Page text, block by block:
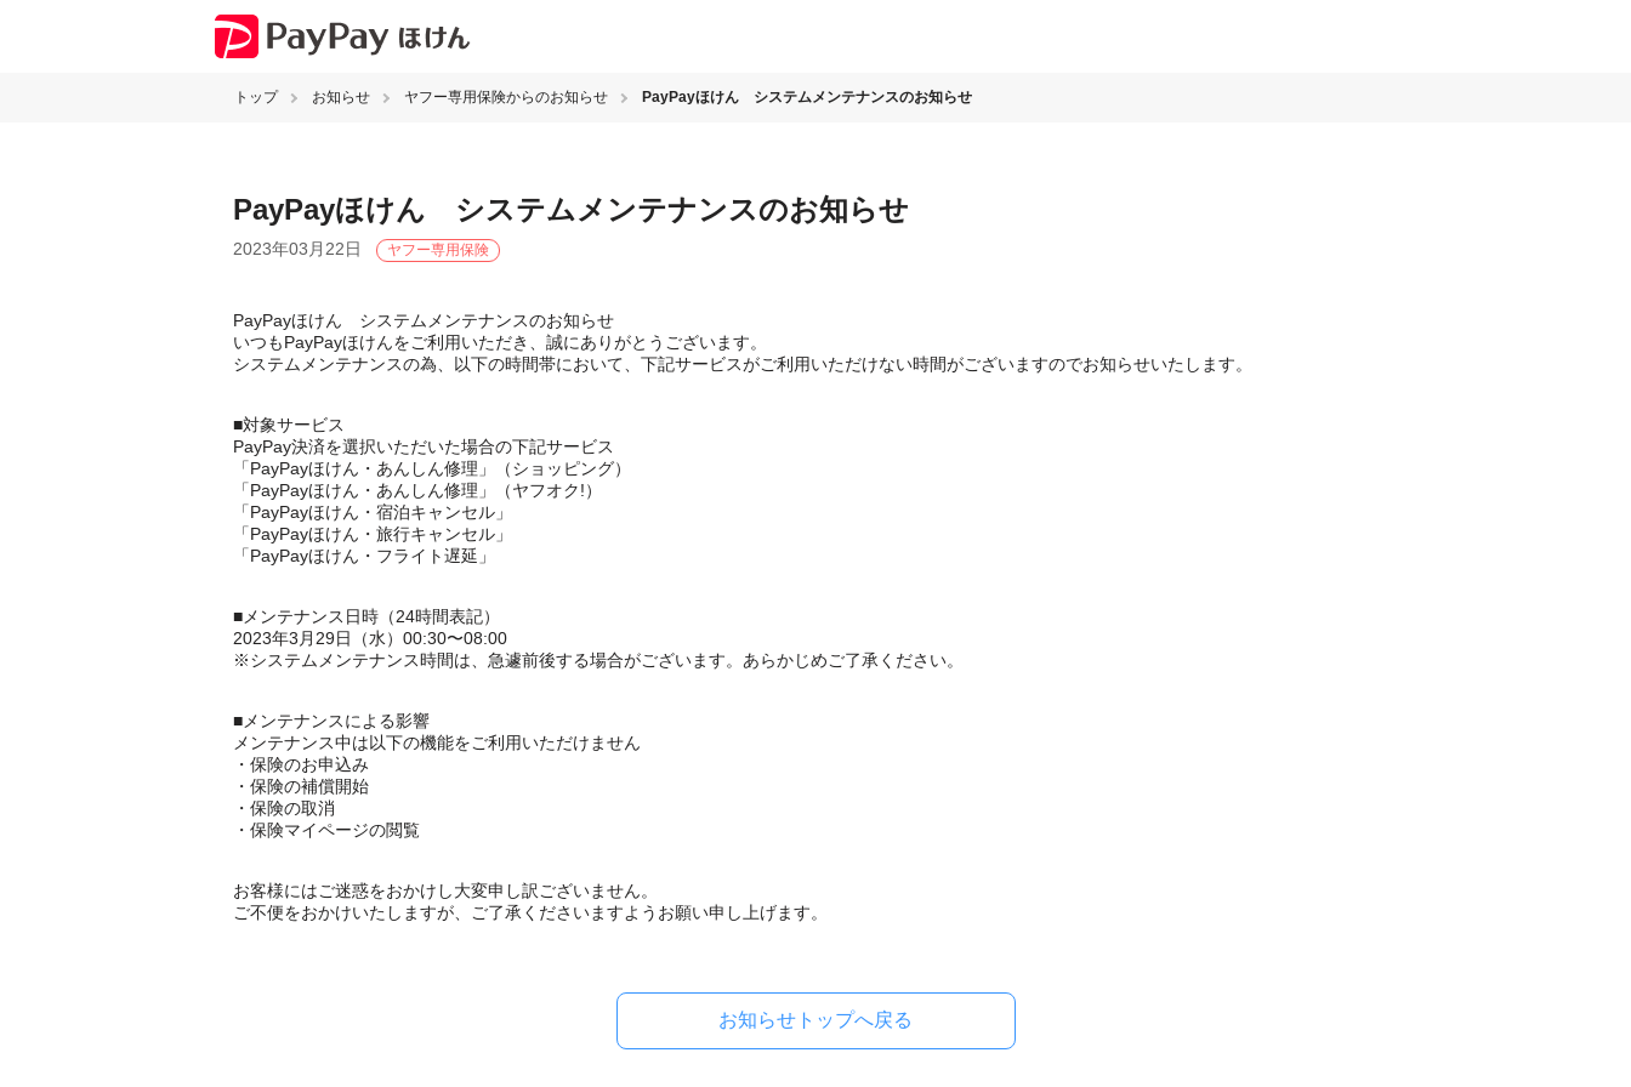
トップ お知らせ ヤフー専用保険からのお知らせ PayPayほけん システムメンテナンスのお知らせ
PayPayほけん システムメンテナンスのお知らせ
2023年03月22日 ヤフー専用保険
PayPayほけん システムメンテナンスのお知らせ
いつもPayPayほけんをご利用いただき、誠にありがとうございます。
システムメンテナンスの為、以下の時間帯において、下記サービスがご利用いただけない時間がございますのでお知らせいたします。
■対象サービス
PayPay決済を選択いただいた場合の下記サービス
「PayPayほけん・あんしん修理」（ショッピング）
「PayPayほけん・あんしん修理」（ヤフオク!）
「PayPayほけん・宿泊キャンセル」
「PayPayほけん・旅行キャンセル」
「PayPayほけん・フライト遅延」
■メンテナンス日時（24時間表記）
2023年3月29日（水）00:30〜08:00
※システムメンテナンス時間は、急遽前後する場合がございます。あらかじめご了承ください。
■メンテナンスによる影響
メンテナンス中は以下の機能をご利用いただけません
・保険のお申込み
・保険の補償開始
・保険の取消
・保険マイページの閲覧
お客様にはご迷惑をおかけし大変申し訳ございません。
ご不便をおかけいたしますが、ご了承くださいますようお願い申し上げます。
お知らせトップへ戻る